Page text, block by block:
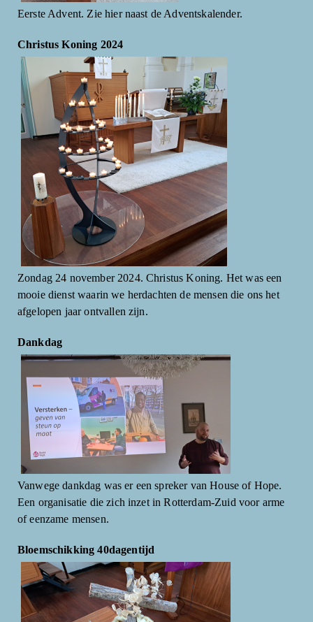
Eerste Advent. Zie hier naast de Adventskalender.
Christus Koning 2024
Zondag 24 november 2024. Christus Koning. Het was een
mooie dienst waarin we herdachten de mensen die ons het
afgelopen jaar ontvallen zijn.
Dankdag
Vanwege dankdag was er een spreker van House of Hope.
Een organisatie die zich inzet in Rotterdam-Zuid voor arme
of eenzame mensen.
Bloemschikking 40dagentijd